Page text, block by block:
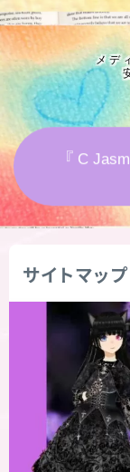
★全種/アロマ
イズ＆プチ辞典
★アロマ検定
★アロマハーブ
秘密部屋
Cジャスミン
プロフィール
メデ
『 C
サイトマップ